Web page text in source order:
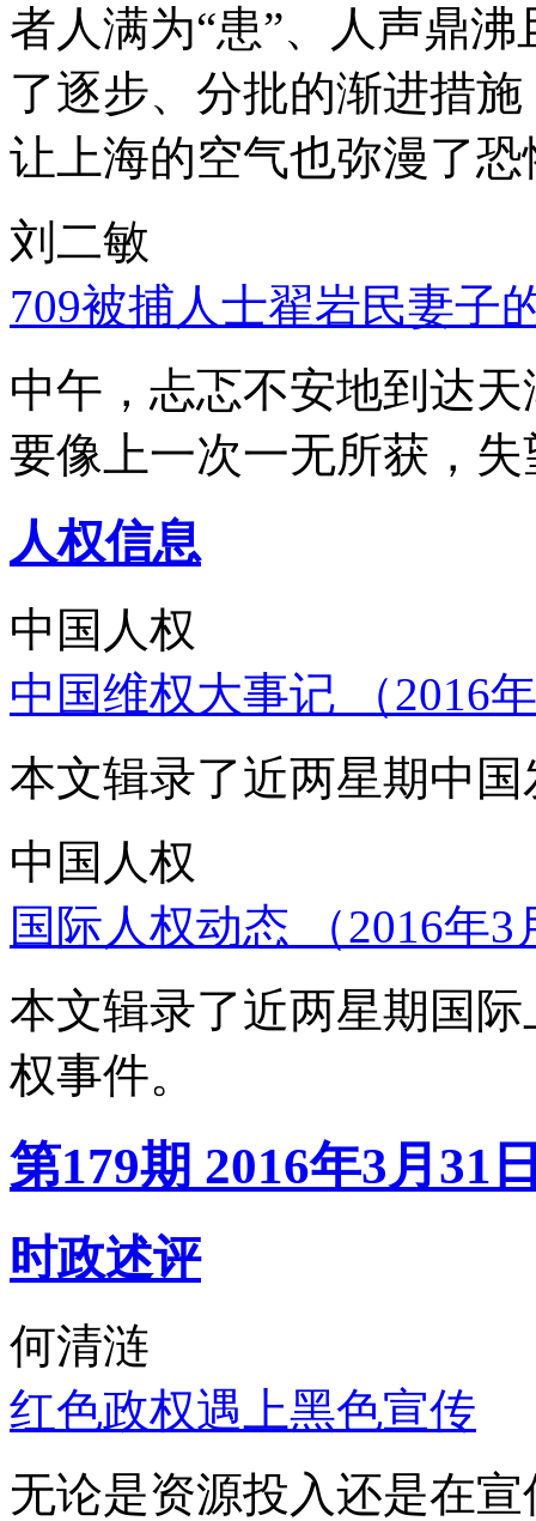
者人满为“患”、人声鼎
了逐步、分批的渐进措
让上海的空气也弥漫了
刘二敏
709被捕人士翟岩民妻子
中午，忐忑不安地到达
要像上一次一无所获，
人权信息
中国人权
中国维权大事记 （2016
本文辑录了近两星期中
中国人权
国际人权动态 （2016年
本文辑录了近两星期国
权事件。
第179期 2016年3月31
时政述评
何清涟
红色政权遇上黑色宣传
无论是资源投入还是在